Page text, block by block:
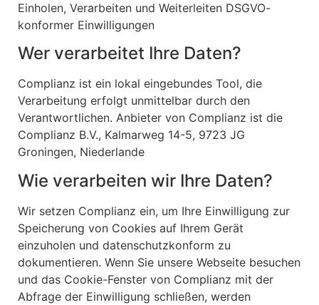
Einholen, Verarbeiten und Weiterleiten DSGVO-
konformer Einwilligungen
Wer verarbeitet Ihre Daten?
Complianz ist ein lokal eingebundes Tool, die
Verarbeitung erfolgt unmittelbar durch den
Verantwortlichen. Anbieter von Complianz ist die
Complianz B.V., Kalmarweg 14-5, 9723 JG
Groningen, Niederlande
Wie verarbeiten wir Ihre Daten?
Wir setzen Complianz ein, um Ihre Einwilligung zur
Speicherung von Cookies auf Ihrem Gerät
einzuholen und datenschutzkonform zu
dokumentieren. Wenn Sie unsere Webseite besuchen
und das Cookie-Fenster von Complianz mit der
Abfrage der Einwilligung schließen, werden